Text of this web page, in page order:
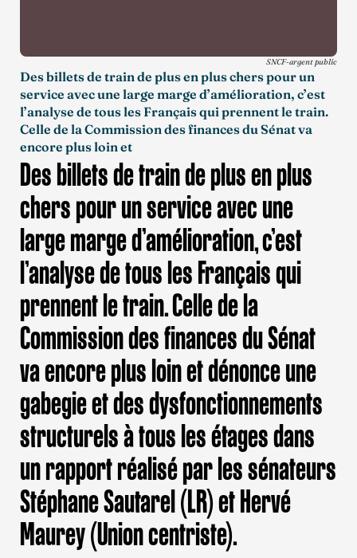
SNCF-argent public
Des billets de train de plus en plus chers pour un
service avec une large marge d’amélioration, c’est
l’analyse de tous les Français qui prennent le train.
Celle de la Commission des finances du Sénat va
encore plus loin et
Des billets de train de plus en plus
chers pour un service avec une
large marge d’amélioration, c’est
l’analyse de tous les Français qui
prennent le train. Celle de la
Commission des finances du Sénat
va encore plus loin et dénonce une
gabegie et des dysfonctionnements
structurels à tous les étages dans
un rapport réalisé par les sénateurs
Stéphane Sautarel (LR) et Hervé
Maurey (Union centriste).